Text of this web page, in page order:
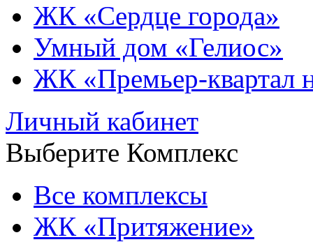
ЖК «Сердце города»
Умный дом «Гелиос»
ЖК «Премьер-квартал
Личный кабинет
Выберите Комплекс
Все комплексы
ЖК «Притяжение»